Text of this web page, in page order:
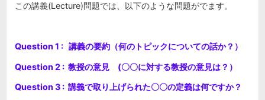
この講義(Lecture)問題では、以下のような問題がでます。
Question 1 : 講義の要約（何のトピックについての話か？）
Question 2 : 教授の意見 (〇〇に対する教授の意見は？）
Question 3 : 講義で取り上げられた〇〇の定義は何ですか？